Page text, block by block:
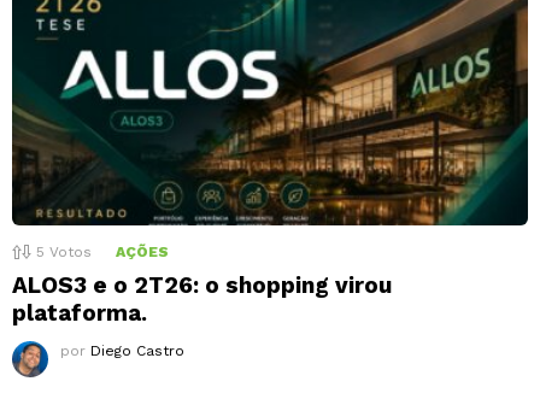
5 Votos AÇÕES
ALOS3 e o 2T26: o shopping virou
plataforma.
por Diego Castro